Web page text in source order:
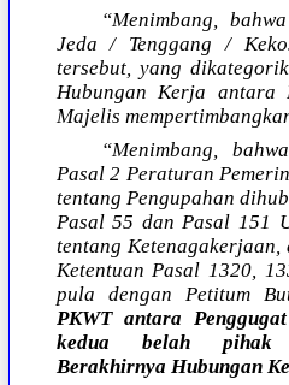
“Menimbang,
Jeda / Tenggang /
tersebut, yang
Hubungan Kerja antara
Majelis
“Menimbang,
Pasal 2 Peraturan
tentang Pengupahan
Pasal 55 dan Pasal 151
tentang
Ketentuan Pasal 1320,
pula dengan Petitum
PKWT antara
kedua belah pihak
Berakhirnya Hubungan